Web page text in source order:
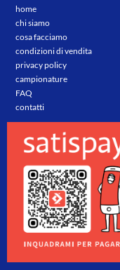
home
chi siamo
cosa facciamo
condizioni di vendita
privacy policy
campionature
FAQ
contatti